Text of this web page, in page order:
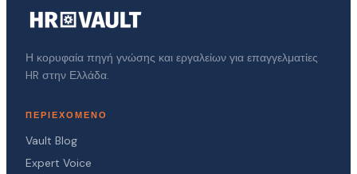
Η κορυφαία πηγή γνώσης και εργαλείων για επαγγελματίες
HR στην Ελλάδα.
ΠΕΡΙΕΧΌΜΕΝΟ
Vault Blog
Expert Voice